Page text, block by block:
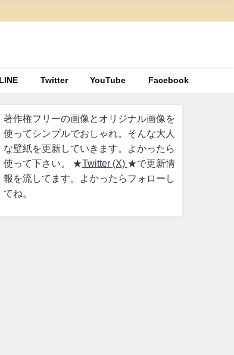
LINE Twitter YouTube Facebook
著作権フリーの画像とオリジナル画像を
使ってシンプルでおしゃれ。そんな大人
な壁紙を更新していきます。よかったら
使って下さい。 ★Twitter (X) ★で更新情
報を流してます。よかったらフォローし
てね。